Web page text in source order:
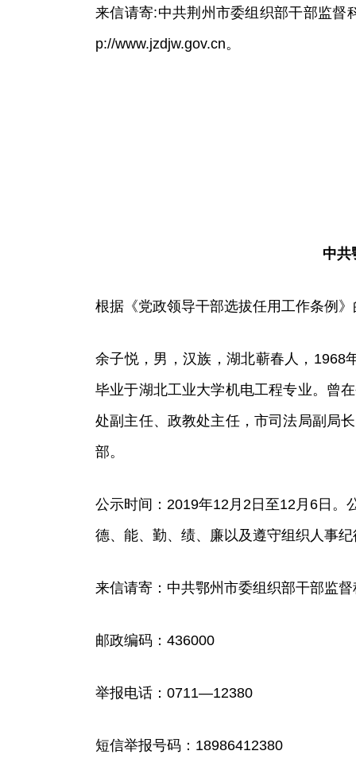
来信请寄:中共荆州市委组织部干部监督
p://www.jzdjw.gov.cn。
中共
根据《党政领导干部选拔任用工作条例
余子悦，男，汉族，湖北蕲春人，1968
毕业于湖北工业大学机电工程专业。曾
处副主任、政教处主任，市司法局副局
部。
公示时间：2019年12月2日至12月6日。
德、能、勤、绩、廉以及遵守组织人事
来信请寄：中共鄂州市委组织部干部监督
邮政编码：436000
举报电话：0711—12380
短信举报号码：18986412380